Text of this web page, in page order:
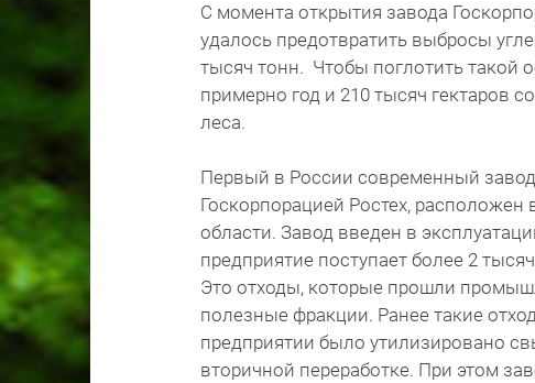
С момента открытия завода
удалось предотвратить выбросы
тысяч тонн. Чтобы поглотить такой
примерно год и 210 тысяч гектаров
леса.
Первый в России современный
Госкорпорацией Ростех,
области. Завод введен в
предприятие поступает более 2
Это отходы, которые прошли
полезные фракции. Ранее такие
предприятии было утилизировано
вторичной переработке. При этом